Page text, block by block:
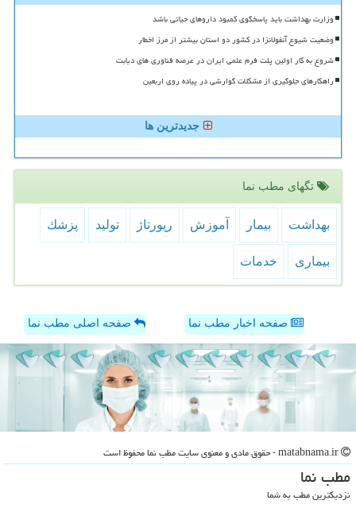
وزارت بهداشت باید پاسخگوی کمبود داروهای حیاتی باشد
وضعیت شیوع آنفولانزا در کشور دو استان بیشتر از مرز اخطار
شروع به کار اولین پلت فرم علمی ایران در عرصه فناوری های دیابت
راهکارهای جلوگیری از مشکلات گوارشی در پیاده روی اربعین
جدیدترین ها
تگهای مطب نما
بهداشت بیمار آموزش رپورتاژ تولید پزشك
بیماری خدمات
صفحه اخبار مطب نما صفحه اصلی مطب نما
مطب نما
نزدیکترین مطب به شما